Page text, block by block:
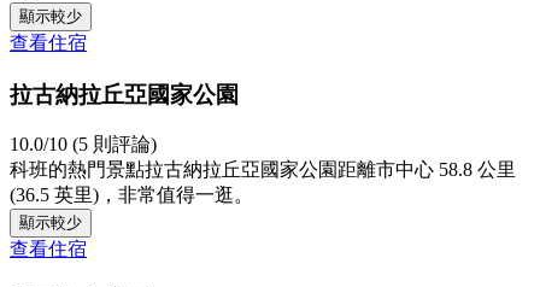
顯示較少
查看住宿
拉古納拉丘亞國家公園
10.0/10 (5 則評論)
科班的熱門景點拉古納拉丘亞國家公園距離市中心 58.8 公里
(36.5 英里)，非常值得一逛。
顯示較少
查看住宿